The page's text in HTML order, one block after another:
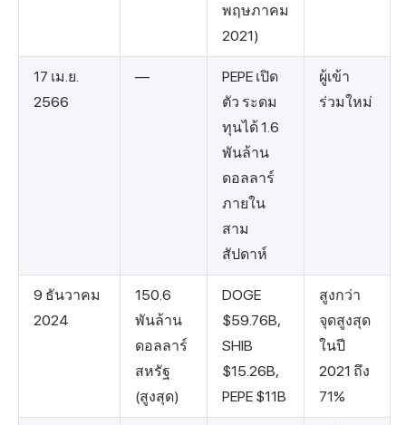
พฤษภาคม
2021)
17 เม.ย.
2566
—
PEPE เปิด
ตัว ระดม
ทุนได้ 1.6
พันล้าน
ดอลลาร์
ภายใน
สาม
สัปดาห์
ผู้เข้า
ร่วมใหม่
9 ธันวาคม
2024
150.6
พันล้าน
ดอลลาร์
สหรัฐ
(สูงสุด)
DOGE
$59.76B,
SHIB
$15.26B,
PEPE $11B
สูงกว่า
จุดสูงสุด
ในปี
2021 ถึง
71%